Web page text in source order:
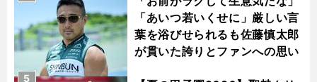
「あいつ若いくせに」厳しい言
葉を浴びせられるも佐藤慎太郎
が貫いた誇りとファンへの思い
5